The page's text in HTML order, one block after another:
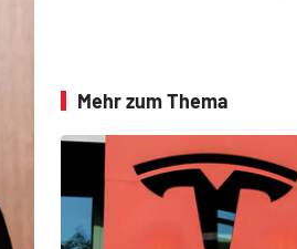
Mehr zum Thema